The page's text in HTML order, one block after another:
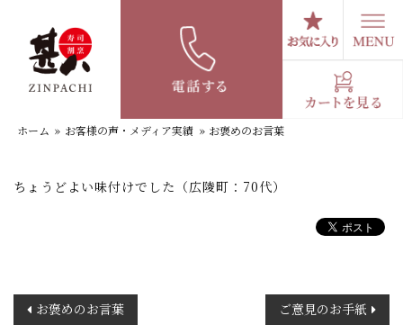
お褒めのお言葉
ホーム » お客様の声・メディア実績 » お褒めのお言葉
ちょうどよい味付けでした（広陵町：70代）
稿
お褒めのお言葉 ご意見のお手紙